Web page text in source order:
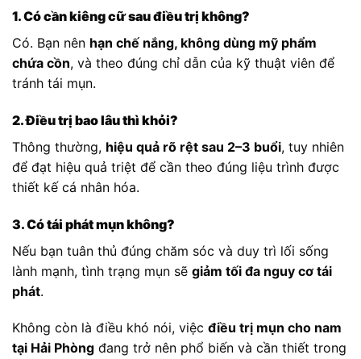
1. Có cần kiêng cữ sau điều trị không?
Có. Bạn nên hạn chế nắng, không dùng mỹ phẩm
chứa cồn, và theo đúng chỉ dẫn của kỹ thuật viên để
tránh tái mụn.
2. Điều trị bao lâu thì khỏi?
Thông thường, hiệu quả rõ rệt sau 2–3 buổi, tuy nhiên
để đạt hiệu quả triệt để cần theo đúng liệu trình được
thiết kế cá nhân hóa.
3. Có tái phát mụn không?
Nếu bạn tuân thủ đúng chăm sóc và duy trì lối sống
lành mạnh, tình trạng mụn sẽ giảm tối đa nguy cơ tái
phát.
Không còn là điều khó nói, việc điều trị mụn cho nam
tại Hải Phòng đang trở nên phổ biến và cần thiết trong